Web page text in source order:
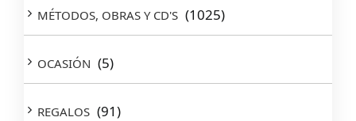
MÉTODOS, OBRAS Y CD'S (1025)
OCASIÓN (5)
REGALOS (91)